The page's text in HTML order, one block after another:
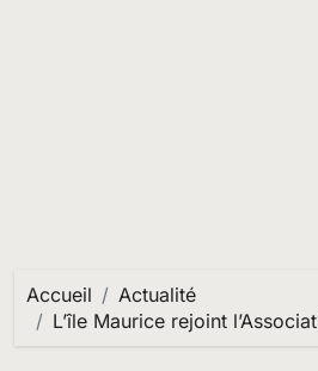
Accueil
Actualité
L’île Maurice rejoint